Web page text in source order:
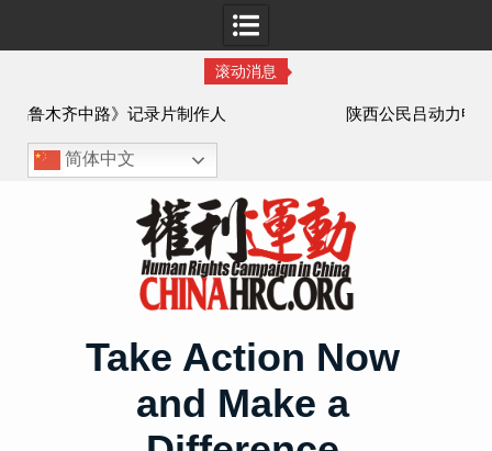
滚动消息
陕西公民吕动力申办护照记录
简体中文
Take Action Now
and Make a